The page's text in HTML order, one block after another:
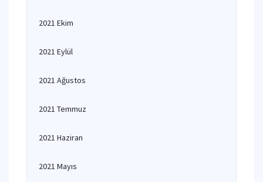
2021 Ekim
2021 Eylül
2021 Ağustos
2021 Temmuz
2021 Haziran
2021 Mayıs